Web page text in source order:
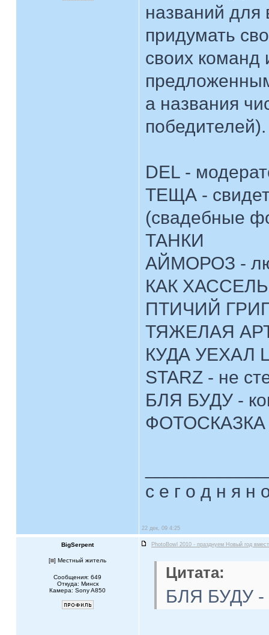
названий
придумать
своих команд
а названия
победителей).
DEL -
ТЕЩА -
(свадебные
ТАНКИ
АЙМОРОЗ -
КАК ХАССЕЛЬ
ПТИЧИЙ
ТЯЖЕЛАЯ
КУДА УЕХАЛ
STARZ - не
БЛЯ БУДУ -
ФОТОСКАЗКА
с е г о д н я н
22 дек, 09 4:25
BigSerpent PhotoBowl 2010 - празднуем Новый год
[ ] Местный житель
Сообщения: 649
Откуда: Минск
Камера: Sony A850
Цитата:
БЛЯ БУДУ -